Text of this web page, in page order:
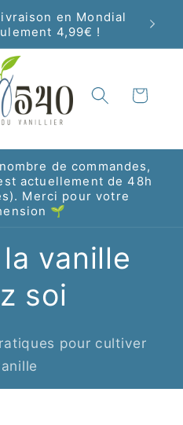
en Mondial
4,99€ !
Cart
de commandes,
actuellement de 48h
Merci pour votre
🌱
vanille
soi
pour cultiver